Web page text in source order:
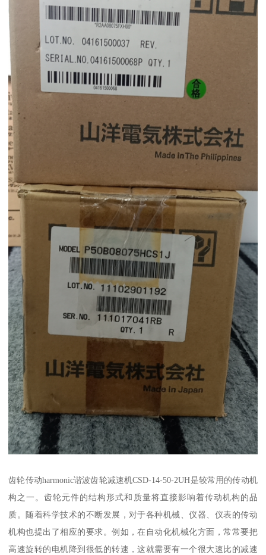
齿轮传动harmonic谐波齿轮减速机CSD-14-50-2UH是较常用的传动机
构之一。齿轮元件的结构形式和质量将直接影响着传动机构的品
质。随着科学技术的不断发展，对于各种机械、仪器、仪表的传动
机构也提出了相应的要求。例如，在自动化机械化方面，常常要把
高速旋转的电机降到很低的转速，这就需要有一个很大速比的减速